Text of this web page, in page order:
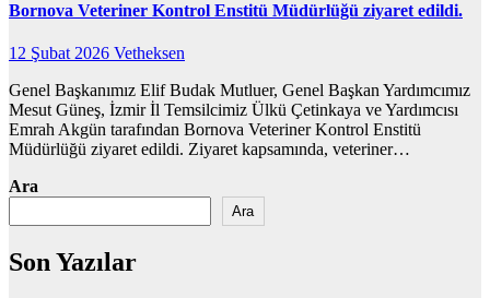
Bornova Veteriner Kontrol Enstitü Müdürlüğü ziyaret edildi.
12 Şubat 2026 Vetheksen
Genel Başkanımız Elif Budak Mutluer, Genel Başkan Yardımcımız
Mesut Güneş, İzmir İl Temsilcimiz Ülkü Çetinkaya ve Yardımcısı
Emrah Akgün tarafından Bornova Veteriner Kontrol Enstitü
Müdürlüğü ziyaret edildi. Ziyaret kapsamında, veteriner…
Ara
Ara
Son Yazılar